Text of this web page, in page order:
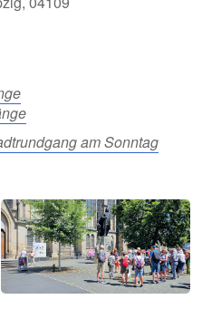
am Sonntag